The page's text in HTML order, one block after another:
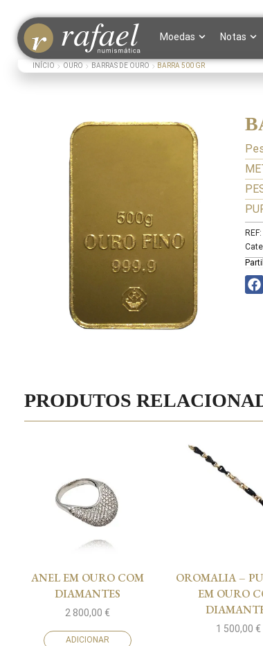
Moedas Notas
INÍCIO OURO BARRAS DE OURO BARRA 500 GR
REF:
PRODUTOS
ANEL EM OURO COM
DIAMANTES
2 800,00€
ADICIONAR
OROMALIA –
EM OURO
1 500,00€